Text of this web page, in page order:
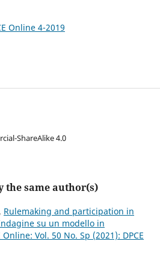
Online 4-2019
ShareAlike 4.0
the same author(s)
Rulemaking and participation in
su un modello in
Online: Vol. 50 No. Sp (2021): DPCE